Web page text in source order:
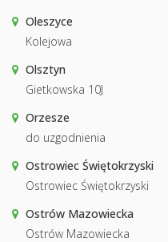
Oleszyce
Kolejowa
Olsztyn
Gietkowska 10J
Orzesze
do uzgodnienia
Ostrowiec Świętokrzyski
Ostrowiec Świętokrzyski
Ostrów Mazowiecka
Ostrów Mazowiecka